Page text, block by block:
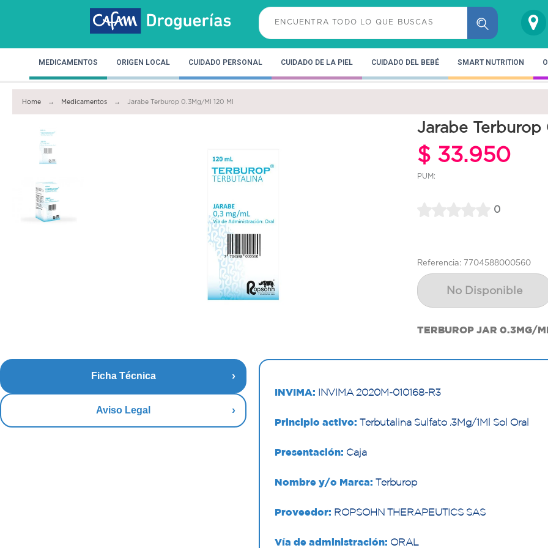
MEDICAMENTOS ORIGEN LOCAL CUIDADO PERSONAL CUIDADO DE LA PIEL CUIDADO DEL BEBÉ SMART NUTRITION
Home Medicamentos Jarabe Terburop 0.3Mg/Ml 120 Ml
Jarabe
$ 33.950
PUM:
0
Referencia: 7704588000560
No Disponible
TERBUROP JAR 0.3MG/
Ficha Técnica
Aviso Legal
INVIMA: INVIMA 2020M-010168-R3
Principio activo: Terbutalina Sulfato .3Mg/1Ml Sol Oral
Presentación: Caja
Nombre y/o Marca: Terburop
Proveedor: ROPSOHN THERAPEUTICS SAS
Vía de administración: ORAL